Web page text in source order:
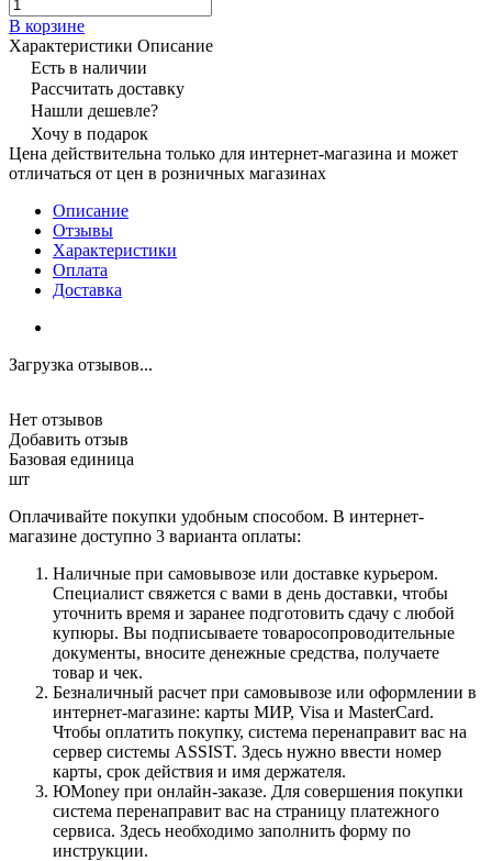
В корзине
Характеристики Описание
Есть в наличии
Рассчитать доставку
Нашли дешевле?
Хочу в подарок
Цена действительна только для интернет-магазина и может
отличаться от цен в розничных магазинах
Описание
Отзывы
Характеристики
Оплата
Доставка
Загрузка отзывов...
Нет отзывов
Добавить отзыв
Базовая единица
шт
Оплачивайте покупки удобным способом. В интернет-
магазине доступно 3 варианта оплаты:
Наличные при самовывозе или доставке курьером.
Специалист свяжется с вами в день доставки, чтобы
уточнить время и заранее подготовить сдачу с любой
купюры. Вы подписываете товаросопроводительные
документы, вносите денежные средства, получаете
товар и чек.
Безналичный расчет при самовывозе или оформлении в
интернет-магазине: карты МИР, Visa и MasterCard.
Чтобы оплатить покупку, система перенаправит вас на
сервер системы ASSIST. Здесь нужно ввести номер
карты, срок действия и имя держателя.
ЮMoney при онлайн-заказе. Для совершения покупки
система перенаправит вас на страницу платежного
сервиса. Здесь необходимо заполнить форму по
инструкции.